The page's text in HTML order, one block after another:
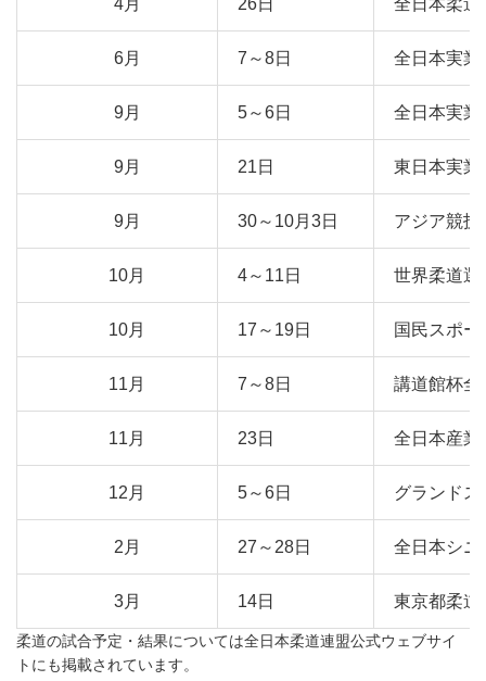
6月 7～8日 全日本実業
9月 5～6日 全日本実業
9月 21日 東日本実業
9月 30～10月3日 アジア競技
10月 4～11日 世界柔道選
10月 17～19日 国民スポー
11月 7～8日 講道館杯全
11月 23日 全日本産業
12月 5～6日 グランドス
2月 27～28日 全日本シニ
3月 14日 東京都柔道
柔道の試合予定・結果については全日本柔道連盟公式ウェブサイ
ト にも掲載されています。